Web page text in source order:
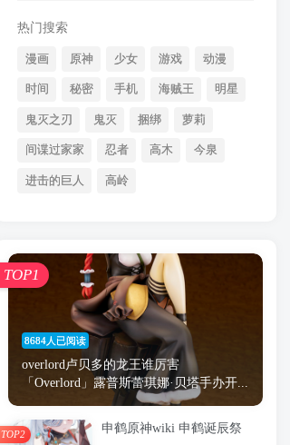
热门搜索
漫画 原神 少女 游戏 动漫
时间 秘密 手机 海贼王 明星
鬼灭之刃 鬼灭 捆绑 萝莉
间谍过家家 忍者 高木 今泉
进击的巨人 高岭
8684人已阅读
overlord卢贝多的龙王谁厉害
「Overlord」露普斯蕾琪娜·贝塔手办开...
TOP1
申鹤原神wiki 申鹤诞辰祭
TOP2
时间 秘密 手机 海贼王
鬼灭 捆绑 萝莉
间谍过家家 忍者 高木
进击的巨人 高岭